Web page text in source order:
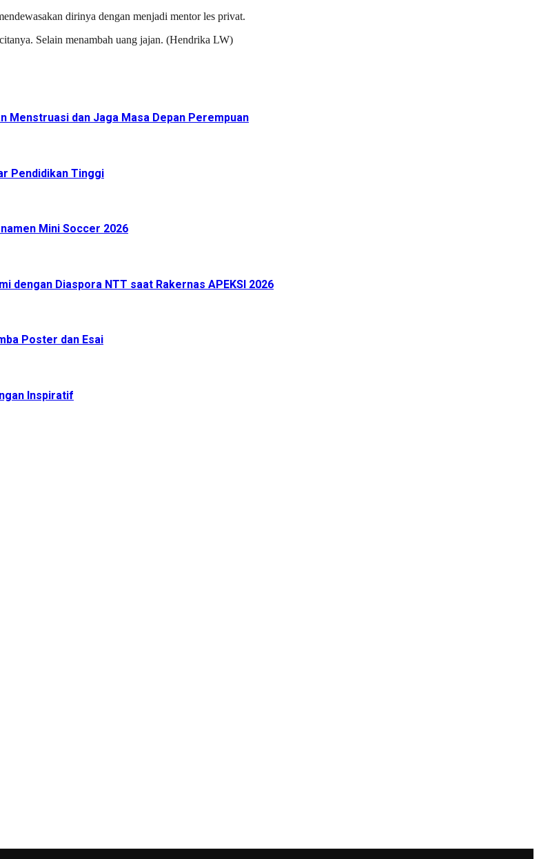
dirinya dengan menjadi mentor les privat.
Selain menambah uang jajan. (Hendrika LW)
Menstruasi dan Jaga Masa Depan Perempuan
Pendidikan Tinggi
Mini Soccer 2026
dengan Diaspora NTT saat Rakernas APEKSI 2026
Poster dan Esai
Inspiratif